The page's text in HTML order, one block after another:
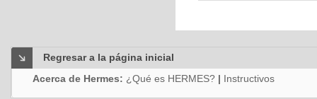
Regresar a la página inicial
Acerca de Hermes: ¿Qué es HERMES? | Instructivos